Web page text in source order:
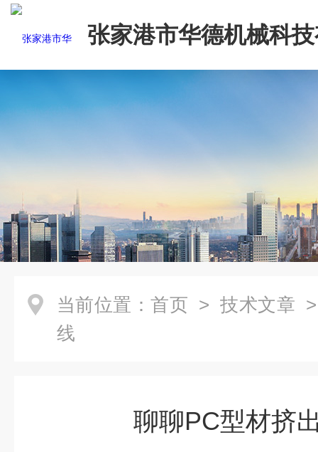
张家港市华德机械科
司
当前位置： 首页 > 技术文章
线
聊聊PC型材挤